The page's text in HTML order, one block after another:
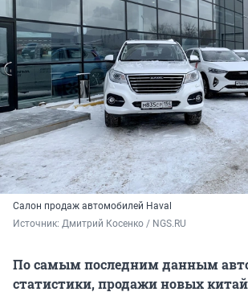
Салон продаж автомобилей Haval
Источник: Дмитрий Косенко / NGS.RU
По самым последним данным
статистики, продажи новых